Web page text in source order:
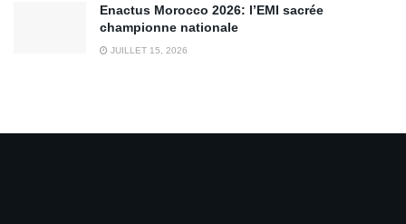
Enactus Morocco 2026: l’EMI sacrée
championne nationale
JUILLET 15, 2026